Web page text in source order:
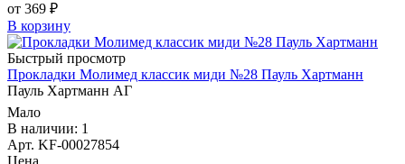
от 369 ₽
В корзину
Быстрый просмотр
Прокладки Молимед классик миди №28 Пауль Хартманн
Пауль Хартманн AГ
Мало
В наличии: 1
Арт. KF-00027854